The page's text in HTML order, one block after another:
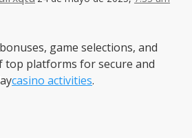
game selections, and
platforms for secure and
casino activities.